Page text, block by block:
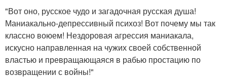
"Вот оно, русское чудо и загадочная русская душа!
Маниакально-депрессивный психоз! Вот почему мы так
классно воюем! Нездоровая агрессия маниакала,
искусно направленная на чужих своей собственной
властью и превращающаяся в рабью простацию по
возвращении с войны!"